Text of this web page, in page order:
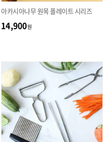
아카시아나무 원목 플레이트 시리즈
14,900원